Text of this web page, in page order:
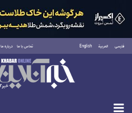
فارسی العربية English تماس با ما درباره ما
جمعه ۱۶ مرداد ۱۴۰۵